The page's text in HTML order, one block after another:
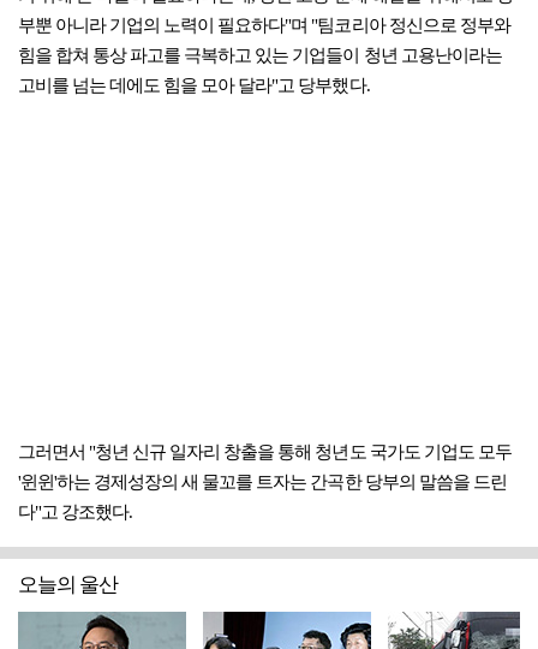
부뿐 아니라 기업의 노력이 필요하다"며 "팀코리아 정신으로 정부와
힘을 합쳐 통상 파고를 극복하고 있는 기업들이 청년 고용난이라는
고비를 넘는 데에도 힘을 모아 달라"고 당부했다.
그러면서 "청년 신규 일자리 창출을 통해 청년도 국가도 기업도 모두
'윈윈'하는 경제성장의 새 물꼬를 트자는 간곡한 당부의 말씀을 드린
다"고 강조했다.
오늘의 울산